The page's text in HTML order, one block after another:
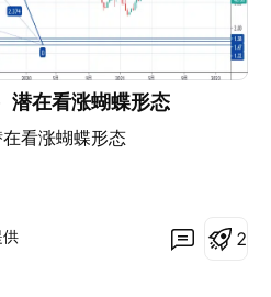
在看涨蝴蝶形态
看涨蝴蝶形态
2